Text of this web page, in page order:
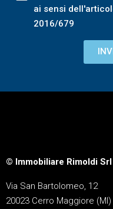
ai sensi
2016/679
© Immobiliare Rimoldi Srl
Via San Bartolomeo, 12
20023 Cerro Maggiore (MI)